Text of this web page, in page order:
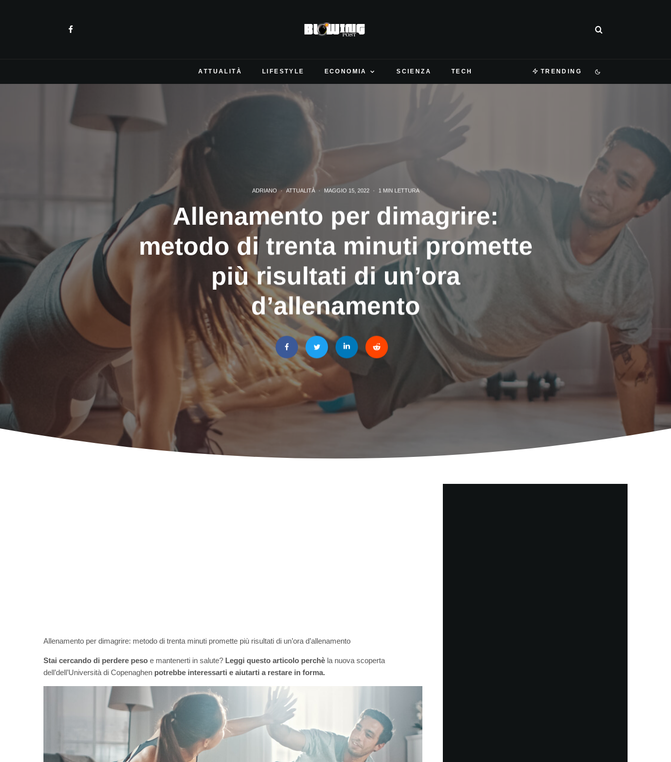
ATTUALITÀ LIFESTYLE ECONOMIA SCIENZA TECH TRENDING
ADRIANO · ATTUALITÀ · MAGGIO 15, 2022 · 1 MIN LETTURA
Allenamento per dimagrire:
metodo di trenta minuti promette
più risultati di un’ora
d’allenamento
Allenamento per dimagrire: metodo di trenta minuti promette più risultati di un’ora d’allenamento
Stai cercando di perdere peso e mantenerti in salute? Leggi questo articolo perchè la nuova scoperta
dell’dell’Università di Copenaghen potrebbe interessarti e aiutarti a restare in forma.